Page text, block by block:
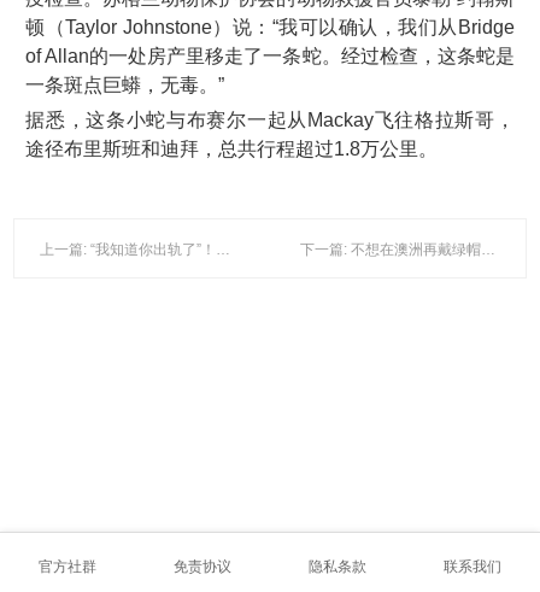
顿（Taylor Johnstone）说：“我可以确认，我们从Bridge
of Allan的一处房产里移走了一条蛇。经过检查，这条蛇是
一条斑点巨蟒，无毒。”
据悉，这条小蛇与布赛尔一起从Mackay飞往格拉斯哥，
途径布里斯班和迪拜，总共行程超过1.8万公里。
官方社群 免责协议 隐私条款 联系我们